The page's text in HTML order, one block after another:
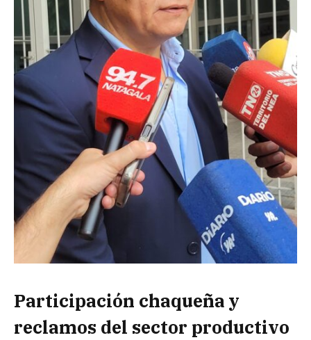
Participación chaqueña y
reclamos del sector productivo